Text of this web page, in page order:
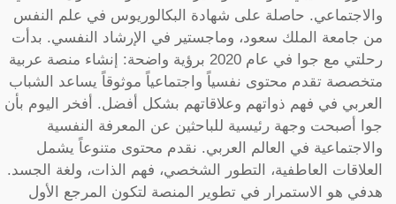
والاجتماعي. حاصلة على شهادة البكالوريوس في علم النفس
من جامعة الملك سعود، وماجستير في الإرشاد النفسي. بدأت
رحلتي مع جوا في عام 2020 برؤية واضحة: إنشاء منصة عربية
متخصصة تقدم محتوى نفسياً واجتماعياً موثوقاً يساعد الشباب
العربي في فهم ذواتهم وعلاقاتهم بشكل أفضل. أفخر اليوم بأن
جوا أصبحت وجهة رئيسية للباحثين عن المعرفة النفسية
والاجتماعية في العالم العربي. نقدم محتوى متنوعاً يشمل
العلاقات العاطفية، التطور الشخصي، فهم الذات، ولغة الجسد.
هدفي هو الاستمرار في تطوير المنصة لتكون المرجع الأول